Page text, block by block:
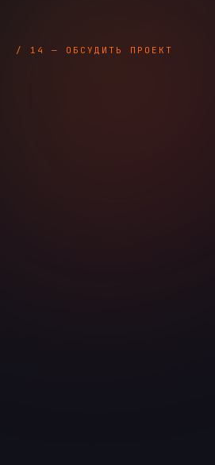
/ 14 — ОБСУДИТЬ ПРОЕКТ